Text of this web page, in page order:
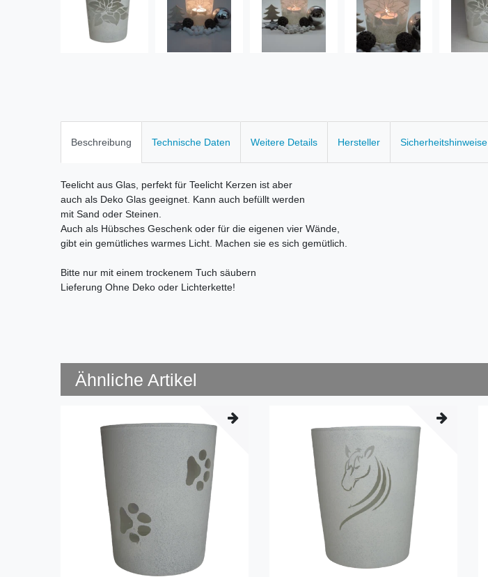
Beschreibung Technische Daten Weitere Details Hersteller Sicherheitshinweise
Teelicht aus Glas, perfekt für Teelicht Kerzen ist aber
auch als Deko Glas geeignet. Kann auch befüllt werden
mit Sand oder Steinen.
Auch als Hübsches Geschenk oder für die eigenen vier Wände,
gibt ein gemütliches warmes Licht. Machen sie es sich gemütlich.
Bitte nur mit einem trockenem Tuch säubern
Lieferung Ohne Deko oder Lichterkette!
Ähnliche Artikel